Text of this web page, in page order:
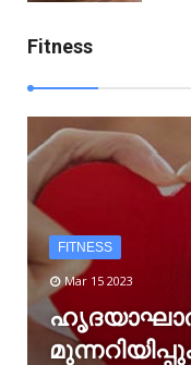
Fitness
FITNESS
Mar 15 2023